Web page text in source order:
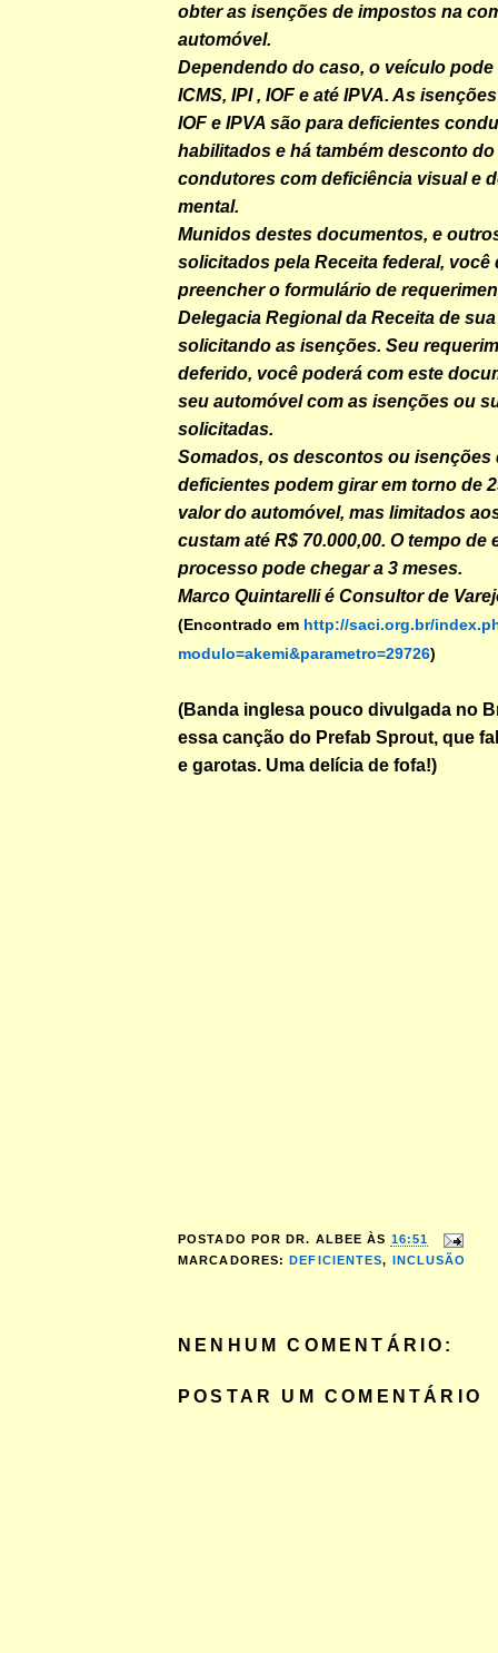
obter as isenções de impostos na
automóvel.
Dependendo do caso, o veículo
ICMS, IPI , IOF e até IPVA. As
IOF e IPVA são para deficientes
habilitados e há também desconto do
condutores com deficiência visual e
mental.
Munidos destes documentos, e
solicitados pela Receita federal, você
preencher o formulário de
Delegacia Regional da Receita de
solicitando as isenções. Seu
deferido, você poderá com este
seu automóvel com as isenções ou
solicitadas.
Somados, os descontos ou isenções
deficientes podem girar em torno de
valor do automóvel, mas limitados
custam até R$ 70.000,00. O tempo de
processo pode chegar a 3 meses.
Marco Quintarelli é Consultor de
(Encontrado em http://saci.org.br/
modulo=akemi&parametro=29726)
(Banda inglesa pouco divulgada no
essa canção do Prefab Sprout, que
e garotas. Uma delícia de fofa!)
POSTADO POR DR. ALBEE ÀS 16:51
MARCADORES:DEFICIENTES, INCLUSÃO
NENHUM COMENTÁRIO:
POSTAR UM COMENTÁRIO